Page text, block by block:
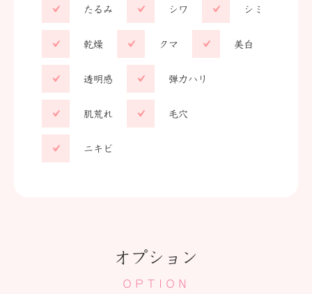
たるみ シワ シミ
乾燥 クマ 美白
透明感 弾力ハリ
肌荒れ 毛穴
ニキビ
オプション
OPTION